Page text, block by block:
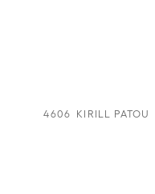
4606 KIRILL PATOU